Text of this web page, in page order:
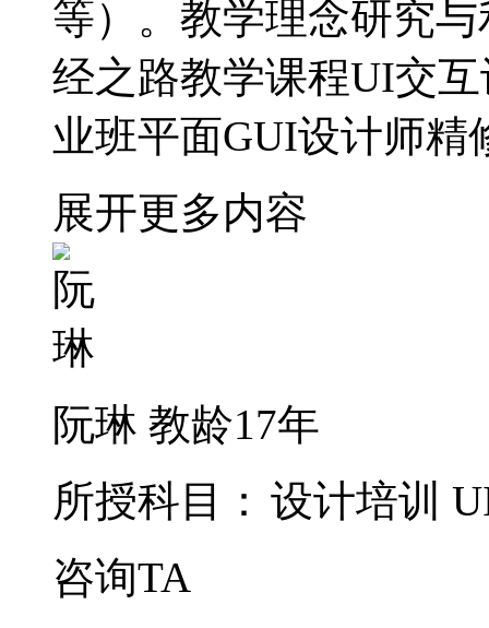
等）。教学理念研究
经之路教学课程UI交
业班平面GUI设计师精
展开更多内容
阮琳 教龄17年
所授科目： 设计培训
咨询TA